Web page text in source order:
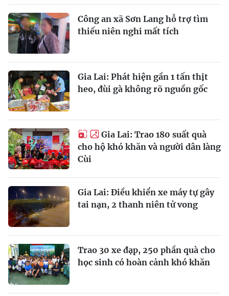
Công an xã Sơn Lang hỗ trợ tìm
thiếu niên nghi mất tích
Gia Lai: Phát hiện gần 1 tấn thịt
heo, đùi gà không rõ nguồn gốc
Gia Lai: Trao 180 suất quà
cho hộ khó khăn và người dân làng
Cùi
Gia Lai: Điều khiển xe máy tự gây
tai nạn, 2 thanh niên tử vong
Trao 30 xe đạp, 250 phần quà cho
học sinh có hoàn cảnh khó khăn